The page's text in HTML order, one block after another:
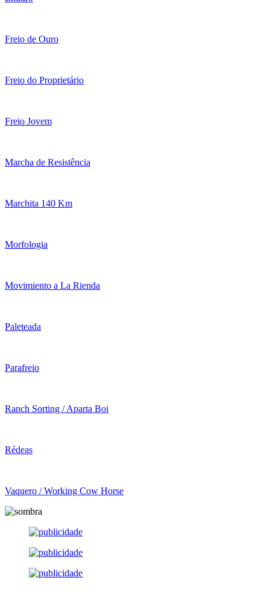
Freio de Ouro
Freio do Proprietário
Freio Jovem
Marcha de Resistência
Marchita 140 Km
Morfologia
Movimiento a La Rienda
Paleteada
Parafreio
Ranch Sorting / Aparta Boi
Rédeas
Vaquero / Working Cow Horse